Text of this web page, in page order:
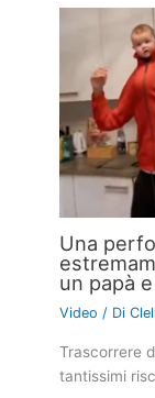
Una
un papà
Video / Di
Trascorrere
tantissimi